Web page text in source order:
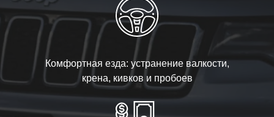
Комфортная езда: устранение валкости,
крена, кивков и пробоев